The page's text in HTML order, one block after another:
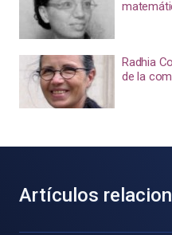
Radhia
de la
Artículos